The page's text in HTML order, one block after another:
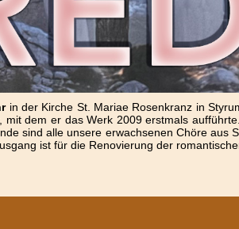
in der Kirche St. Mariae Rosenkranz in
mit dem er das Werk 2009 erstmals
sind alle unsere erwachsenen Chöre
ist für die Renovierung der